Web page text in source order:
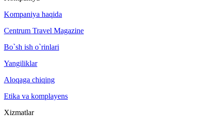
Kompaniya haqida
Centrum Travel Magazine
Bo`sh ish o`rinlari
Yangiliklar
Aloqaga chiqing
Etika va komplayens
Xizmatlar